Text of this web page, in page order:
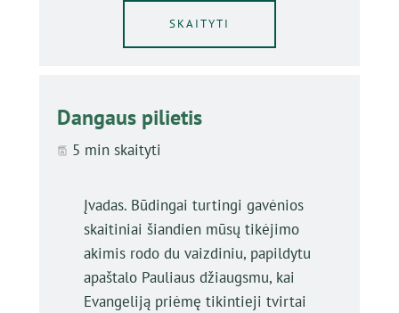
SKAITYTI
Dangaus pilietis
5 min skaityti
Įvadas. Būdingai turtingi gavėnios
skaitiniai šiandien mūsų tikėjimo
akimis rodo du vaizdiniu, papildytu
apaštalo Pauliaus džiaugsmu, kai
Evangeliją priėmę tikintieji tvirtai